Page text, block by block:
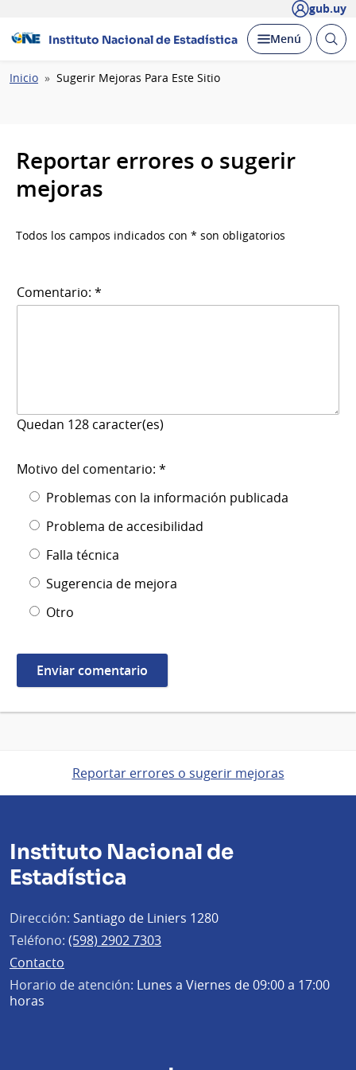
gub.uy
Instituto Nacional de Estadística Desplegar
Menú Abrir
Ruta
Inicio Sugerir Mejoras Para Este Sitio
Reportar errores o sugerir
mejoras
Todos los campos indicados con * son obligatorios
Comentario: *
Quedan 128 caracter(es)
Motivo del comentario: *
Problemas con la información publicada
Problema de accesibilidad
Falla técnica
Sugerencia de mejora
Otro
Reportar errores o sugerir mejoras
Instituto Nacional de
Estadística
Dirección: Santiago de Liniers 1280
Teléfono: (598) 2902 7303
Contacto
Horario de atención: Lunes a Viernes de 09:00 a 17:00
horas